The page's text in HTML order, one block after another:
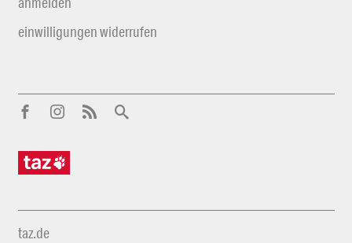
einwilligungen widerrufen
taz.de